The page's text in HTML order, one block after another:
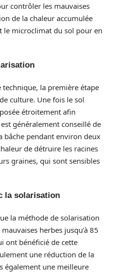
contrôler les mauvaises
de la chaleur accumulée
le microclimat du sol pour en
la première étape
culture. Une fois le sol
étroitement afin
généralement conseillé de
bâche pendant environ deux
de détruire les racines
graines, qui sont sensibles
la solarisation
la méthode de solarisation
herbes jusqu’à 85
ont bénéficié de cette
une réduction de la
également une meilleure